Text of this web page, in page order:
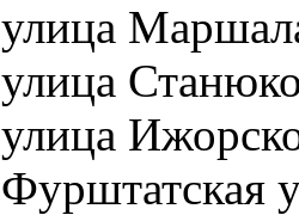
улица
улица
улица
Фурштатская